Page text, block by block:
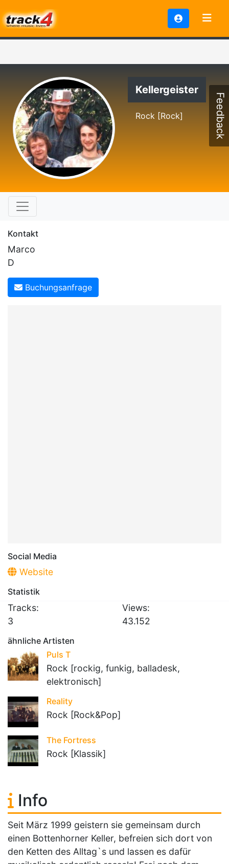
Kellergeister
Rock [Rock]
Kontakt
Marco
D
Buchungsanfrage
Social Media
Website
Statistik
Tracks:
3
Views:
43.152
ähnliche Artisten
Puls T
Rock [rockig, funkig, balladesk,
elektronisch]
Reality
Rock [Rock&Pop]
The Fortress
Rock [Klassik]
Info
Seit März 1999 geistern sie gemeinsam durch
einen Bottenhorner Keller, befreien sich dort von
den Ketten des Alltag`s und lassen es dafür
Feedback